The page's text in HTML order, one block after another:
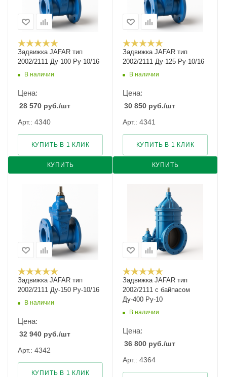
Задвижка JAFAR тип
2002/2111 Ду-100 Ру-10/16
В наличии
Цена:
28 570 руб./шт
Арт.: 4340
КУПИТЬ
КУПИТЬ В 1 КЛИК
Задвижка JAFAR тип
2002/2111 Ду-125 Ру-10/16
В наличии
Цена:
30 850 руб./шт
Арт.: 4341
КУПИТЬ
КУПИТЬ В 1 КЛИК
Задвижка JAFAR тип
2002/2111 Ду-150 Ру-10/16
В наличии
Цена:
32 940 руб./шт
Арт.: 4342
КУПИТЬ В 1 КЛИК
Задвижка JAFAR тип
2002/2111 с байпасом
Ду-400 Ру-10
В наличии
Цена:
36 800 руб./шт
Арт.: 4364